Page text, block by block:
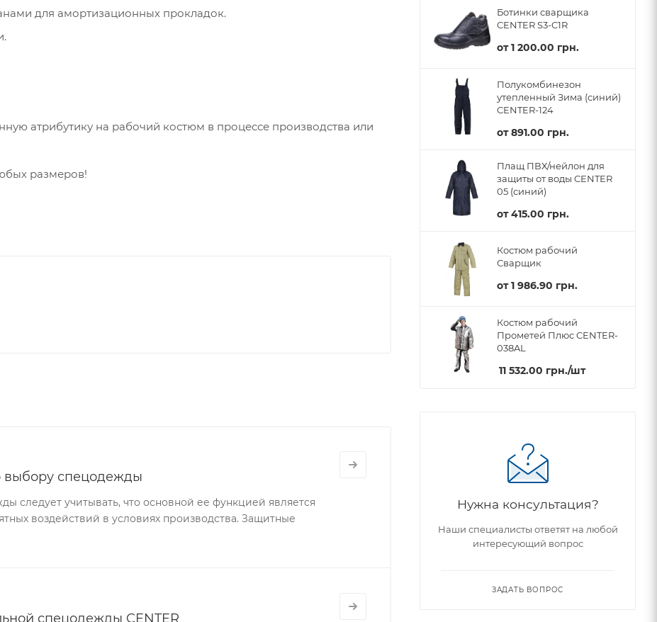
для амортизационных прокладок.
атрибутику на рабочий костюм в процессе производства или
размеров!
выбору спецодежды
следует учитывать, что основной ее функцией является
воздействий в условиях производства. Защитные
спецодежды CENTER
Ботинки сварщика
CENTER S3-C1R
от1 200.00 грн.
Полукомбинезон
утепленный Зима (синий)
CENTER-124
от891.00 грн.
Плащ ПВХ/нейлон для
защиты от воды CENTER
05 (синий)
от415.00 грн.
Костюм рабочий
Сварщик
от1 986.90 грн.
Костюм рабочий
Прометей Плюс CENTER-
038AL
11 532.00 грн./шт
Нужна консультация?
Наши специалисты ответят на любой
интересующий вопрос
ЗАДАТЬ ВОПРОС